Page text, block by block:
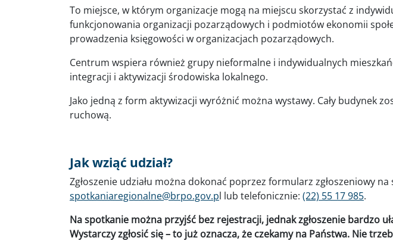
To miejsce, w którym organizacje mogą na miejscu skorzystać z
funkcjonowania organizacji pozarządowych i podmiotów ekonomii
prowadzenia księgowości w organizacjach pozarządowych.
Centrum wspiera również grupy nieformalne i indywidualnych
integracji i aktywizacji środowiska lokalnego.
Jako jedną z form aktywizacji wyróżnić można wystawy. Cały budynek
ruchową.
Jak wziąć udział?
Zgłoszenie udziału można dokonać poprzez formularz zgłoszeniowy
spotkaniaregionalne@brpo.gov.pl lub telefonicznie: (22) 55 17 985.
Na spotkanie można przyjść bez rejestracji, jednak zgłoszenie bardzo
Wystarczy zgłosić się – to już oznacza, że czekamy na Państwa. Nie